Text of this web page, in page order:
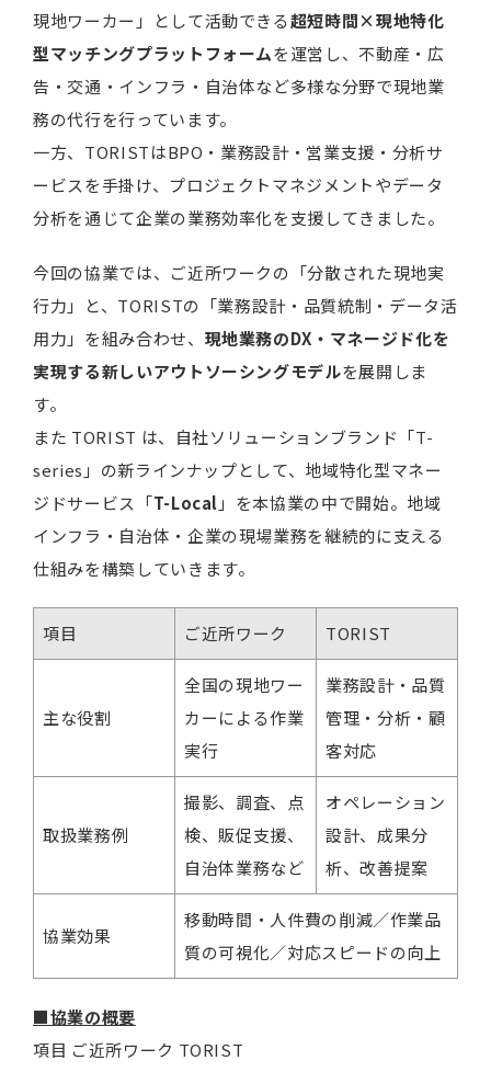
現地ワーカー」として活動できる超短時間×現地特化
型マッチングプラットフォームを運営し、不動産・広
告・交通・インフラ・自治体など多様な分野で現地業
務の代行を行っています。
一方、TORISTはBPO・業務設計・営業支援・分析サ
ービスを手掛け、プロジェクトマネジメントやデータ
分析を通じて企業の業務効率化を支援してきました。
今回の協業では、ご近所ワークの「分散された現地実
行力」と、TORISTの「業務設計・品質統制・データ活
用力」を組み合わせ、 現地業務のDX・マネージド化を
実現する新しいアウトソーシングモデルを展開しま
す。
また TORIST は、自社ソリューションブランド「T-
series」の新ラインナップとして、地域特化型マネー
ジドサービス「T-Local 」を本協業の中で開始。地域
インフラ・自治体・企業の現場業務を継続的に支える
仕組みを構築していきます。
項目 ご近所ワーク TORIST
主な役割
全国の現地ワー
カーによる作業
実行
業務設計・品質
管理・分析・顧
客対応
取扱業務例
撮影、調査、点
検、販促支援、
自治体業務など
オペレーション
設計、成果分
析、改善提案
協業効果
移動時間・人件費の削減／作業品
質の可視化／対応スピードの向上
■協業の概要
項目 ご近所ワーク TORIST